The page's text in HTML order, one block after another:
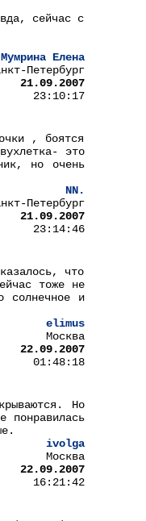
сейчас с
Мумрина Елена
Петербург
21.09.2007
23:10:17
, боятся
это
но очень
NN.
Петербург
21.09.2007
23:14:46
что
тоже не
солнечное и
elimus
Москва
22.09.2007
01:48:18
Но
понравилась
ivolga
Москва
22.09.2007
16:21:42